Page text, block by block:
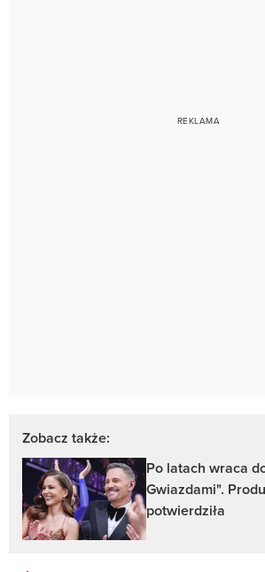
Zobacz także:
Po latach wraca
Gwiazdami".
potwierdziła